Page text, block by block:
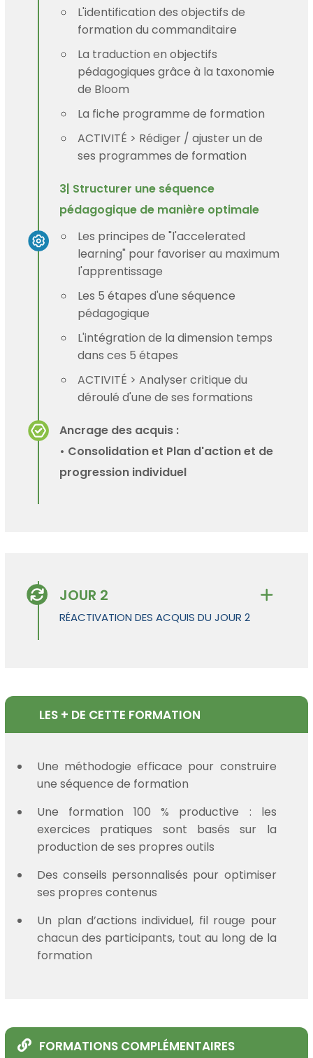
L'identification des objectifs de
formation du commanditaire
La traduction en objectifs
pédagogiques grâce à la taxonomie
de Bloom
La fiche programme de formation
ACTIVITÉ > Rédiger / ajuster un de
ses programmes de formation
3| Structurer une séquence
pédagogique de manière optimale
Les principes de "l'accelerated
learning" pour favoriser au maximum
l'apprentissage
Les 5 étapes d'une séquence
pédagogique
L'intégration de la dimension temps
dans ces 5 étapes
ACTIVITÉ > Analyser critique du
déroulé d'une de ses formations
Ancrage des acquis :
• Consolidation et Plan d'action et de
progression individuel
JOUR 2
RÉACTIVATION DES ACQUIS DU JOUR 2
LES + DE CETTE FORMATION
Une méthodogie efficace pour construire
une séquence de formation
Une formation 100 % productive : les
exercices pratiques sont basés sur la
production de ses propres outils
Des conseils personnalisés pour optimiser
ses propres contenus
Un plan d’actions individuel, fil rouge pour
chacun des participants, tout au long de la
formation
FORMATIONS COMPLÉMENTAIRES